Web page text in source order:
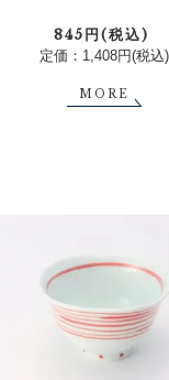
845円(税込)
定価：1,408円(税込)
MORE